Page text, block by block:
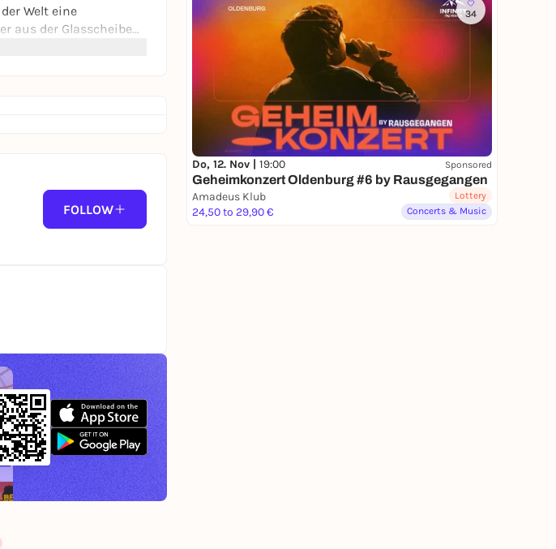
34
Do, 12. Nov | 19:00 Sponsored
Geheimkonzert Oldenburg #6 by Rausgegangen
Amadeus Klub
24,50 to 29,90 €
Lottery
Concerts & Music
Welt eine
aus der Glasscheibe
endlich wieder in
Baby‹, der 2014
FOLLOW